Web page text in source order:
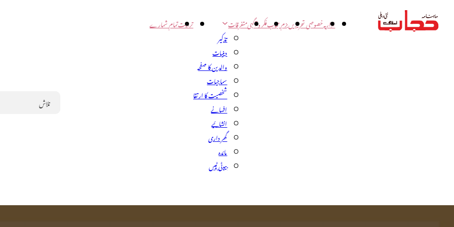
اداریہخصوصی تحریریںبزم حجابفکر و آگہیمتفرقات
تذکیر
دینیات
والدین کا صفحہ
سماجیات
شخصیت کا ارتقا
افسانے
انشائیے
گھر داری
مائدہ
بیوٹی ٹپس
تربیتتمام شمارے
Search